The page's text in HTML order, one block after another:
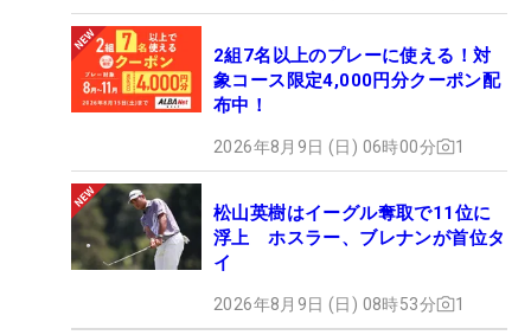
2組7名以上のプレーに使える！対
象コース限定4,000円分クーポン配
布中！
2026年8月9日 (日) 06時00分 1
松山英樹はイーグル奪取で11位に
浮上 ホスラー、ブレナンが首位タ
イ
2026年8月9日 (日) 08時53分 1